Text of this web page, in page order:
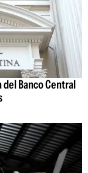
Banco Central